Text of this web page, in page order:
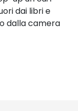
dai libri e
dalla camera